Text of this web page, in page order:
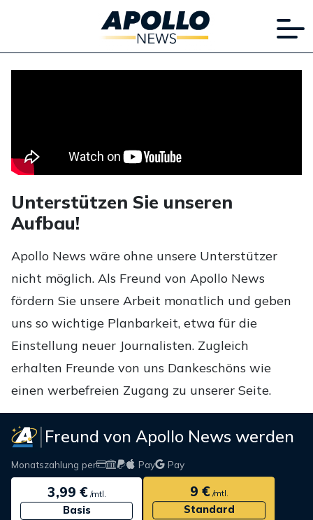
Unterstützen Sie unseren
Aufbau!
Apollo News wäre ohne unsere Unterstützer
nicht möglich. Als Freund von Apollo News
fördern Sie unsere Arbeit monatlich und geben
uns so wichtige Planbarkeit, etwa für die
Einstellung neuer Journalisten. Zugleich
erhalten Freunde von uns Dankeschöns wie
einen werbefreien Zugang zu unserer Seite.
Freund von Apollo News werden
Monatszahlung per Pay Pay
3,99 €/mtl.
Basis
9 €/mtl.
Standard